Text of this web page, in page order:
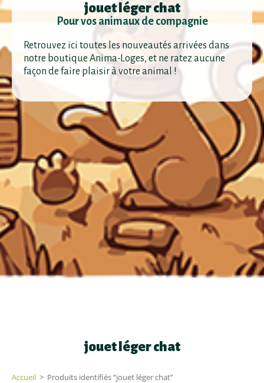
jouet léger chat
Pour vos animaux de compagnie
Retrouvez ici toutes les nouveautés arrivées dans
notre boutique Anima-Loges, et ne ratez aucune
façon de faire plaisir à votre animal !
jouet léger chat
Accueil > Produits identifiés “jouet léger chat”